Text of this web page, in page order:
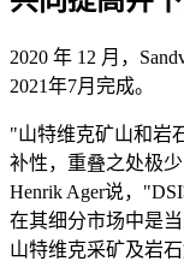
2020 年 12 月，
2021年7月完成。
"山特维克矿山和岩
补性，重叠之处极
Henrik Ager说，
在其细分市场中是
山特维克采矿及岩